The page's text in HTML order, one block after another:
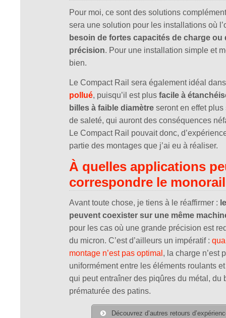
Pour moi, ce sont des solutions
sera une solution pour les installations où
besoin de fortes capacités de charge ou
précision. Pour une installation simple et
bien.
Le Compact Rail sera également idéal
pollué, puisqu’il est plus facile à
billes à faible diamètre seront en effet
de saleté, qui auront des conséquences
Le Compact Rail pouvait donc,
partie des montages que j’ai eu à réaliser.
À quelles applications
correspondre le
Avant toute chose, je tiens à le réaffirmer :
peuvent coexister sur une même
pour les cas où une grande précision est
du micron. C’est d’ailleurs un impératif :
montage n’est pas optimal , la charge n’est
uniformément entre les éléments roulants
qui peut entraîner des piqûres du métal, du
prématurée des patins.
Découvrez d’autres retours